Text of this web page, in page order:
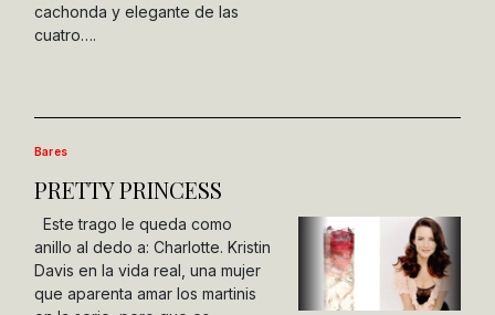
cachonda y elegante de las
cuatro….
Bares
PRETTY PRINCESS
Este trago le queda como
anillo al dedo a: Charlotte. Kristin
Davis en la vida real, una mujer
que aparenta amar los martinis